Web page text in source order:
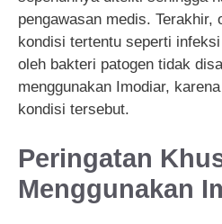
pengawasan medis. Terakhir,
kondisi tertentu seperti
oleh bakteri patogen tidak
menggunakan Imodiar,
kondisi tersebut.
Peringatan
Menggunakan